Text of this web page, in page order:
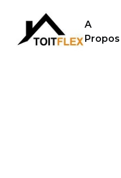
A
Propos